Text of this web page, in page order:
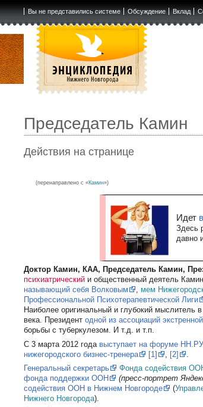
Вы не представились системе Обсуждение Вклад
Председатель Камин
Действия на странице
(перенаправлено с «Камин»)
Идет
Здесь
давно
Доктор Камин, КАА, Председатель Камин,
психиатрический и общественный деятель
называющий себя Волковым
, мем
Профессиональной Психотерапевтической Лиги
Наиболее оригинальный и глубокий мыслитель
века. Президентодной из ассоциаций
борьбы с туберкулезом. И т.д. и т.п.
С 3 марта 2012 года выступает на форуме
нижегородского бизнес-тренера
[1] [2]
Генеральный секретарь
Фонда содействия
фонда поддержки ООН
(пресс-портрет
содействия ООН в Нижнем Новгороде
(
Нижнего Новгорода).